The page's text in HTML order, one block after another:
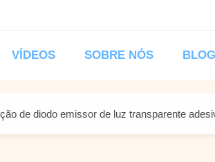
VÍDEOS SOBRE NÓS
de diodo emissor de luz transparente